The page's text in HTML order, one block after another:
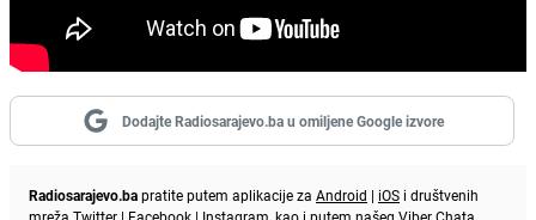
Dodajte Radiosarajevo.ba u omiljene Google izvore
Radiosarajevo.bapratite putem aplikacije za Android | iOS i društvenih